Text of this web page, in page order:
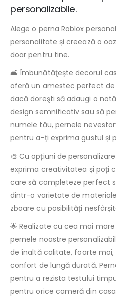
personalizabile.
Alege o perna Roblox
personalitate și creează o
doar pentru tine.
🛋️ Îmbunătăţeşte decorul
oferă un amestec perfect
dacă doreşti să adaugi o
design semnificativ sau să
numele tău, pernele
pentru a-ţi exprima gustul și
🎨 Cu opțiuni de
exprima creativitatea și poți
care să completeze perfect
dintr-o varietate de
zboare cu posibilități
🌟 Realizate cu cea mai
pernele noastre
de înaltă calitate, foarte moi,
confort de lungă durată.
pentru a rezista testului
pentru orice cameră din